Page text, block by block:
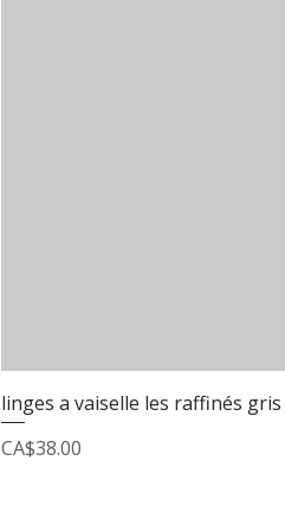
linges a vaiselle les raffinés gris
Price
CA$38.00